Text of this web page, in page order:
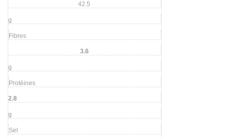
42.5
g
Fibres
3.6
g
Protéines
2.8
g
Sel